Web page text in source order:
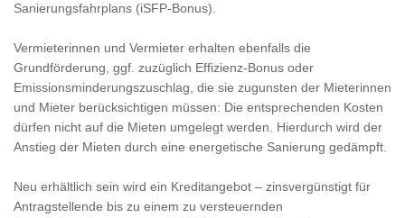
Sanierungsfahrplans (iSFP-Bonus).
Vermieterinnen und Vermieter erhalten ebenfalls die
Grundförderung, ggf. zuzüglich Effizienz-Bonus oder
Emissionsminderungszuschlag, die sie zugunsten der Mieterinnen
und Mieter berücksichtigen müssen: Die entsprechenden Kosten
dürfen nicht auf die Mieten umgelegt werden. Hierdurch wird der
Anstieg der Mieten durch eine energetische Sanierung gedämpft.
Neu erhältlich sein wird ein Kreditangebot – zinsvergünstigt für
Antragstellende bis zu einem zu versteuernden